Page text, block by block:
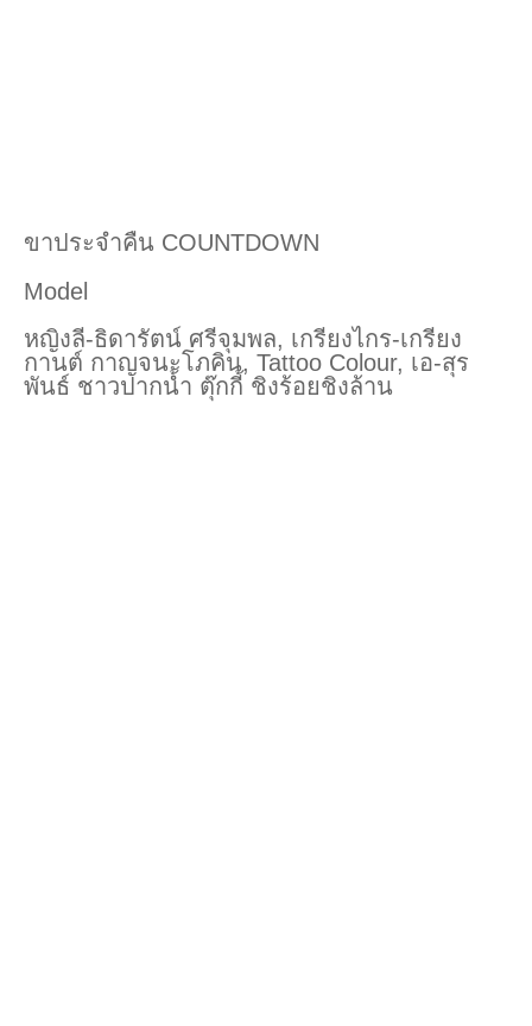
ขาประจำคืน COUNTDOWN
Model
หญิงลี-ธิดารัตน์ ศรีจุมพล, เกรียงไกร-เกรียง
กานต์ กาญจนะโภคิน, Tattoo Colour, เอ-สุร
พันธ์ ชาวปากน้ำ ตุ๊กกี้ ชิงร้อยชิงล้าน